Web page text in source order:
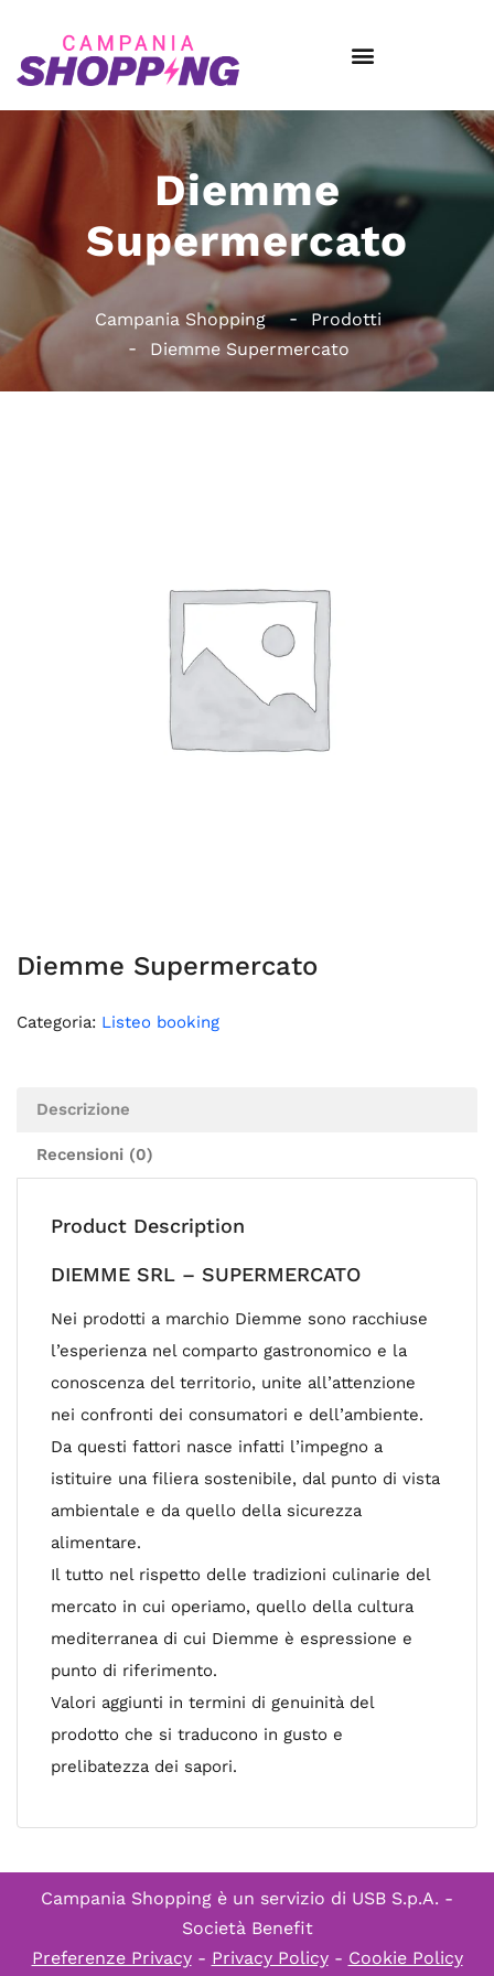
Diemme
Supermercato
Campania Shopping
Prodotti
Diemme Supermercato
Diemme Supermercato
Categoria: Listeo booking
Descrizione
Recensioni (0)
Product Description
DIEMME SRL – SUPERMERCATO
Nei prodotti a marchio Diemme sono racchiuse
l’esperienza nel comparto gastronomico e la
conoscenza del territorio, unite all’attenzione
nei confronti dei consumatori e dell’ambiente.
Da questi fattori nasce infatti l’impegno a
istituire una filiera sostenibile, dal punto di vista
ambientale e da quello della sicurezza
alimentare.
Il tutto nel rispetto delle tradizioni culinarie del
mercato in cui operiamo, quello della cultura
mediterranea di cui Diemme è espressione e
punto di riferimento.
Valori aggiunti in termini di genuinità del
prodotto che si traducono in gusto e
prelibatezza dei sapori.
Campania Shopping è un servizio di USB S.p.A. -
Società Benefit
Preferenze Privacy- Privacy Policy- Cookie Policy